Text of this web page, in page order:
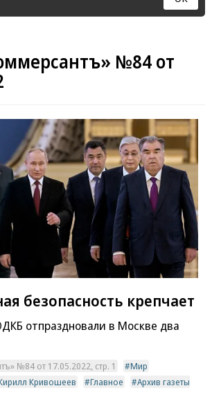
№84 от
безопасность крепчает
отпраздновали в Москве два
№84 от 17.05.2022, стр. 1
Мир
Кривошеев Главное
Архив газеты